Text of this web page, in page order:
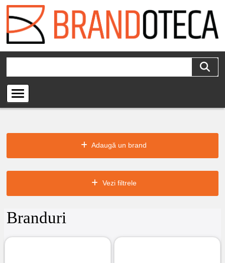
Adaugă un brand
Vezi filtrele
Branduri